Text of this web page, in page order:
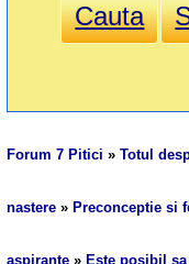
Cauta
Forum 7 Pitici »Totul
nastere » Preconceptie si
aspirante » Este posibil